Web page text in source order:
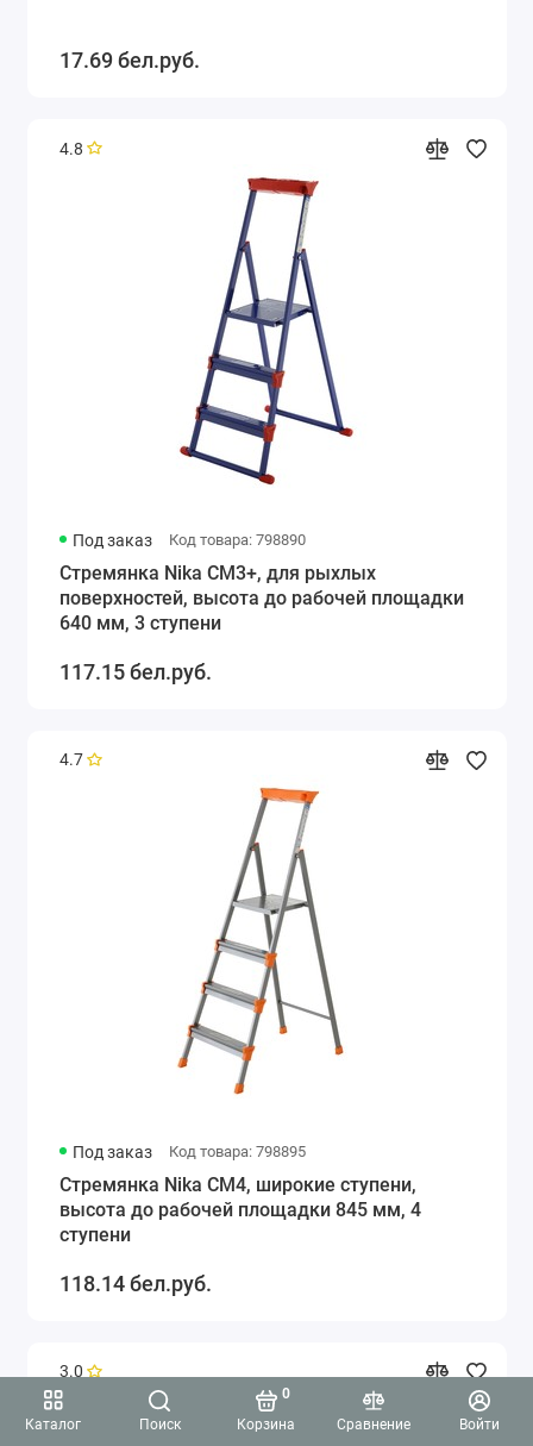
Каталог Поиск Корзина
0
Сравнение
Войти
17.69 бел.руб.
4.8
Под заказ Код товара: 798890
Стремянка Nika СМ3+, для рыхлых
поверхностей, высота до рабочей площадки
640 мм, 3 ступени
117.15 бел.руб.
4.7
Под заказ Код товара: 798895
Стремянка Nika СМ4, широкие ступени,
высота до рабочей площадки 845 мм, 4
ступени
118.14 бел.руб.
3.0